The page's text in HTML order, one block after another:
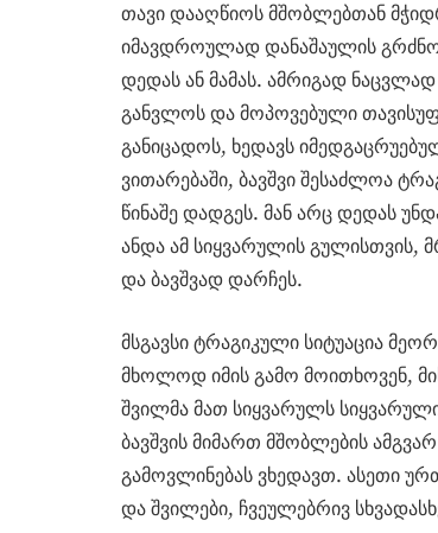
თავი დააღწიოს მშობლებთან
იმავდროულად დანაშაულის
დედას ან მამას. ამრიგად
განვლოს და მოპოვებული
განიცადოს, ხედავს
ვითარებაში, ბავშვი შესაძლოა
წინაშე დადგეს. მან არც დედას
ანდა ამ სიყვარულის გულისთვის,
და ბავშვად დარჩეს.
მსგავსი ტრაგიკული სიტუაცია
მხოლოდ იმის გამო მოითხოვენ,
შვილმა მათ სიყვარულს
ბავშვის მიმართ მშობლების
გამოვლინებას ვხედავთ. ასეთი
და შვილები, ჩვეულებრივ